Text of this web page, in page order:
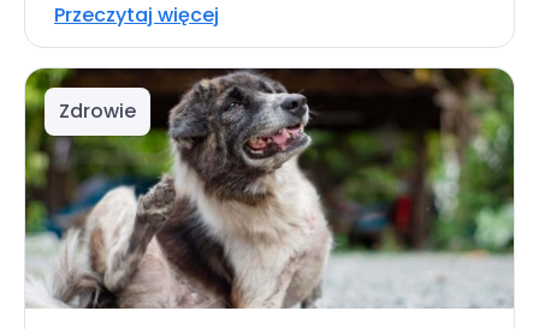
Przeczytaj więcej
Zdrowie